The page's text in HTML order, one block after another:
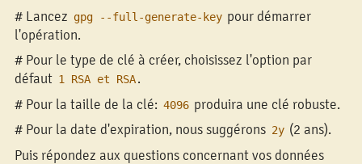
# Lancez gpg --full-generate-key pour démarrer
l'opération.
# Pour le type de clé à créer, choisissez l'option par
défaut 1 RSA et RSA .
# Pour la taille de la clé: 4096 produira une clé robuste.
# Pour la date d'expiration, nous suggérons 2y (2 ans).
Puis répondez aux questions concernant vos données